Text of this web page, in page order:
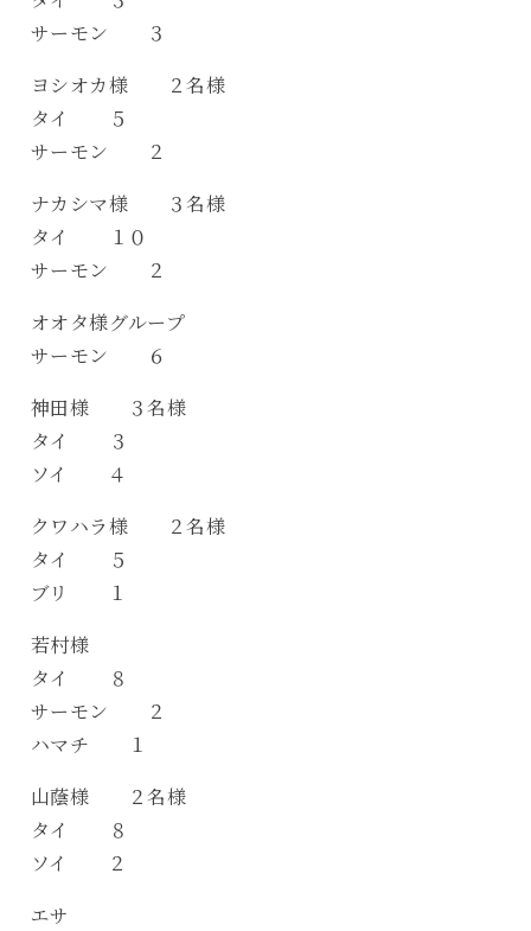
サーモン ３
ヨシオカ様 ２名様
タイ ５
サーモン ２
ナカシマ様 ３名様
タイ １０
サーモン ２
オオタ様グループ
サーモン ６
神田様 ３名様
タイ ３
ソイ ４
クワハラ様 ２名様
タイ ５
ブリ １
若村様
タイ ８
サーモン ２
ハマチ １
山蔭様 ２名様
タイ ８
ソイ ２
エサ